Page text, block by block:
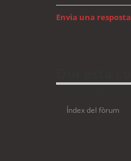
Envia una resposta
Índex del fòrum